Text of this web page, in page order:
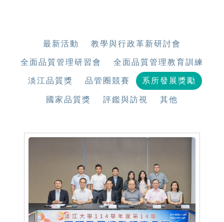
最新活動 教學與行政革新研討會
全面品質管理研習會 全面品質管理教育訓練
淡江品質獎 品管圈競賽 系所發展獎勵
國家品質獎 評鑑與訪視 其他